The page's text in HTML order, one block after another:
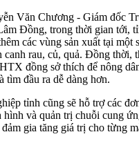
Văn Chương - Giám đốc
Đồng, trong thời gian tới,
các vùng sản xuất tại một
canh rau, củ, quả. Đồng thời,
đồng sở thích để nông
tìm đầu ra dễ dàng hơn.
tỉnh cũng sẽ hỗ trợ các
hình và quản trị chuỗi cung
gia tăng giá trị cho từng